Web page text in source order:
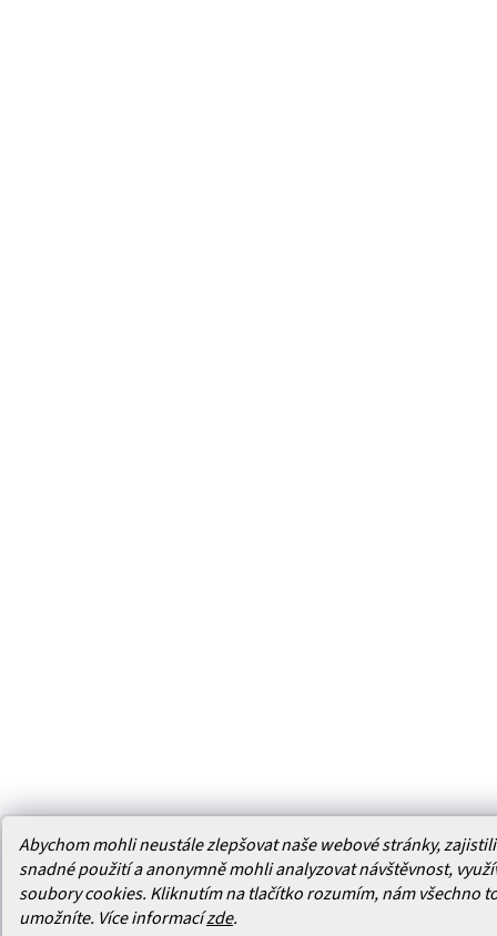
Abychom mohli neustále zlepšovat naše webové stránky,
snadné použití a anonymně mohli analyzovat návštěvnost,
soubory cookies. Kliknutím na tlačítko rozumím, nám všechno
umožníte. Více informacízde.